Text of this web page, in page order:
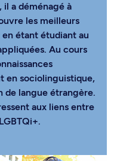
il a déménagé à
les meilleurs
étant étudiant au
Au cours
en sociolinguistique,
de langue étrangère.
aux liens entre